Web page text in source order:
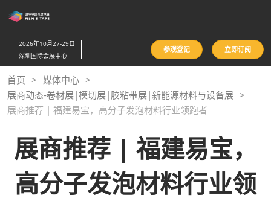
接
跳
至
内
容
2026年10月27-29日
深圳国际会展中心
参观登记 立即订阅
首页
媒体中心
展商动态-卷材展|模切展|胶粘带展|新能源材料与设备展
展商推荐 | 福建易宝，高分子发泡材料行业领跑者
展商推荐 | 福建易宝，
高分子发泡材料行业领